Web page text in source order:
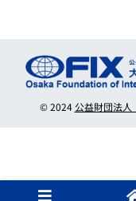
© 2024公益財団法